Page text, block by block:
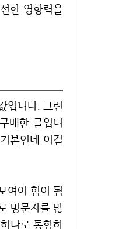
한 영향력을
매한 글입니
본인데 이걸
방문자를 많
나로 통합하